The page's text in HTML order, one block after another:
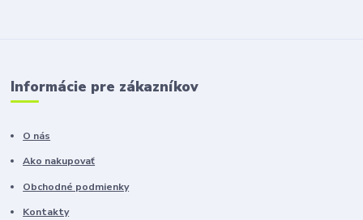
Informácie pre zákazníkov
O nás
Ako nakupovať
Obchodné podmienky
Kontakty